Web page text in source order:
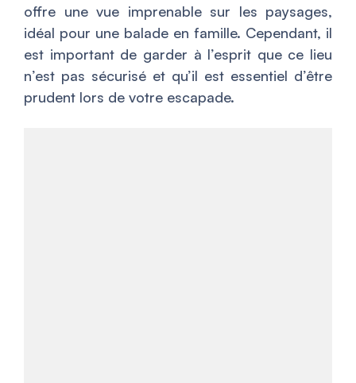
offre une vue imprenable sur les paysages,
idéal pour une balade en famille. Cependant, il
est important de garder à l’esprit que ce lieu
n’est pas sécurisé et qu’il est essentiel d’être
prudent lors de votre escapade.